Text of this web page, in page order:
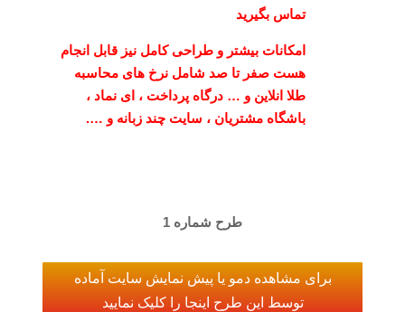
تماس بگیرید
امکانات بیشتر و طراحی کامل نیز قابل انجام
هست صفر تا صد شامل نرخ های محاسبه
طلا انلاین و … درگاه پرداخت ، ای نماد ،
باشگاه مشتریان ، سایت چند زبانه و ….
طرح شماره 1
برای مشاهده دمو یا پیش نمایش سایت آماده
توسط این طرح اینجا را کلیک نمایید